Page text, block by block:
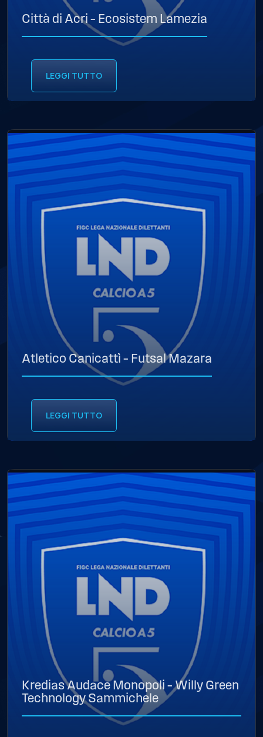
Città di Acri – Ecosistem Lamezia
LEGGI TUTTO
Atletico Canicattì – Futsal Mazara
LEGGI TUTTO
Kredias Audace Monopoli – Willy Green
Technology Sammichele